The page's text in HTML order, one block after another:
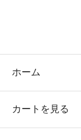
ホーム
カートを見る